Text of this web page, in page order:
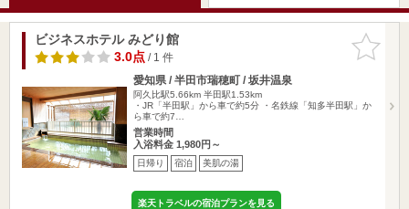
お気に入
りに追加
ビジネスホテル みどり館
3.0点/ 1 件
愛知県 / 半田市瑞穂町 / 坂井温泉
阿久比駅5.66km 半田駅1.53km
・JR「半田駅」から車で約5分 ・名鉄線「知多半田駅」か
ら車で約7…
営業時間
入浴料金 1,980円～
日帰り 宿泊 美肌の湯
楽天トラベルの宿泊プランを見る